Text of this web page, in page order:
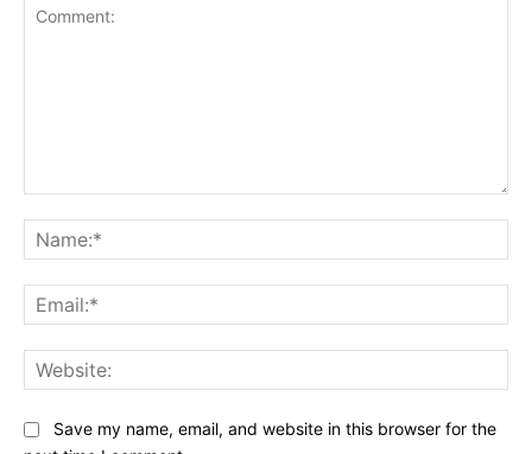
Save my name, email, and website in this browser for the